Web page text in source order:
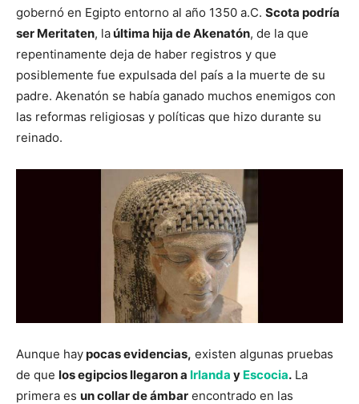
gobernó en Egipto entorno al año 1350 a.C. Scota podría
ser Meritaten, laúltima hija de Akenatón, de la que
repentinamente deja de haber registros y que
posiblemente fue expulsada del país a la muerte de su
padre. Akenatón se había ganado muchos enemigos con
las reformas religiosas y políticas que hizo durante su
reinado.
Aunque haypocas evidencias, existen algunas pruebas
de que los egipcios llegaron a Irlanda y Escocia. La
primera es un collar de ámbar encontrado en las